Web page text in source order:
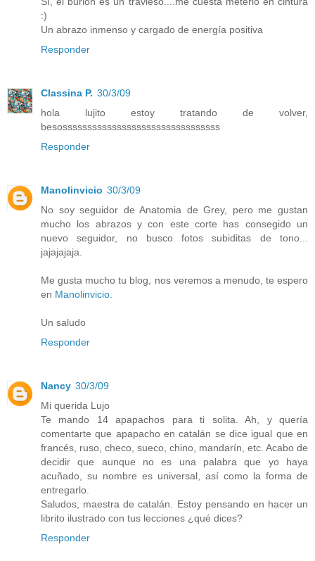
:)
Un abrazo inmenso y cargado de energía positiva
Responder
Classina P. 30/3/09
hola lujito estoy tratando de volver,
besossssssssssssssssssssssssssssssss
Responder
Manolinvicio 30/3/09
No soy seguidor de Anatomia de Grey, pero me gustan
mucho los abrazos y con este corte has consegido un
nuevo seguidor, no busco fotos subiditas de tono...
jajajajaja.
Me gusta mucho tu blog, nos veremos a menudo, te espero
en Manolinvicio.
Un saludo
Responder
Nancy 30/3/09
Mi querida Lujo
Te mando 14 apapachos para ti solita. Ah, y quería
comentarte que apapacho en catalán se dice igual que en
francés, ruso, checo, sueco, chino, mandarín, etc. Acabo de
decidir que aunque no es una palabra que yo haya
acuñado, su nombre es universal, así como la forma de
entregarlo.
Saludos, maestra de catalán. Estoy pensando en hacer un
librito ilustrado con tus lecciones ¿qué dices?
Responder